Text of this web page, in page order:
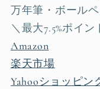
万年筆・ボール
＼最大7.5%ポイ
Amazon
楽天市場
Yahooショッピン